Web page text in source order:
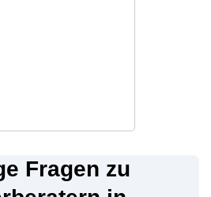
Fragen zu